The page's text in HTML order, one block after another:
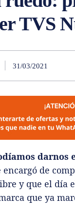
TVS
31/03/2021
darnos
encargó de
y que el día
que ya